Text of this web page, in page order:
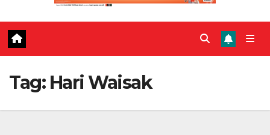
Tag: Hari Waisak